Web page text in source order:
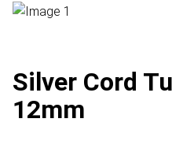
Silver Cord
12mm